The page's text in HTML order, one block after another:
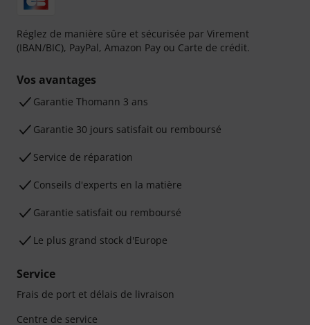
Réglez de manière sûre et sécurisée par Virement
(IBAN/BIC), PayPal, Amazon Pay ou Carte de crédit.
Vos avantages
Ga­ran­tie Thomann 3 ans
Garantie 30 jours satisfait ou remboursé
Service de réparation
Conseils d'experts en la matière
Garantie satisfait ou remboursé
Le plus grand stock d'Europe
Service
Frais de port et délais de livraison
Centre de service